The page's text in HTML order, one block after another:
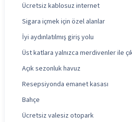
Ücretsiz kablosuz internet
Sigara içmek için özel alanlar
İyi aydınlatılmış giriş yolu
Üst katlara yalnızca merdivenler ile
Açık sezonluk havuz
Resepsiyonda emanet kasası
Bahçe
Ücretsiz valesiz otopark